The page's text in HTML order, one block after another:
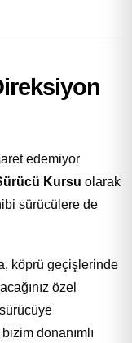
edemiyor
Kursu olarak
sürücülere de
köprü geçişlerinde
özel
donanımlı